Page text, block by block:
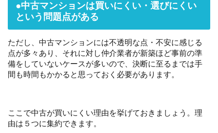
●中古マンションは買いにくい・選びにくい
という問題点がある
ただし、中古マンションには不透明な点・不安に感じる
点が多々あり、それに対し仲介業者が新築ほど事前の準
備をしていないケースが多いので、決断に至るまでは手
間も時間もかかると思っておく必要があります。
ここで中古が買いにくい理由を挙げておきましょう。理
由は５つに集約できます。